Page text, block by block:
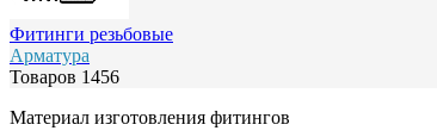
Фитинги резьбовые
Арматура
Товаров 1456
Материал изготовления фитингов